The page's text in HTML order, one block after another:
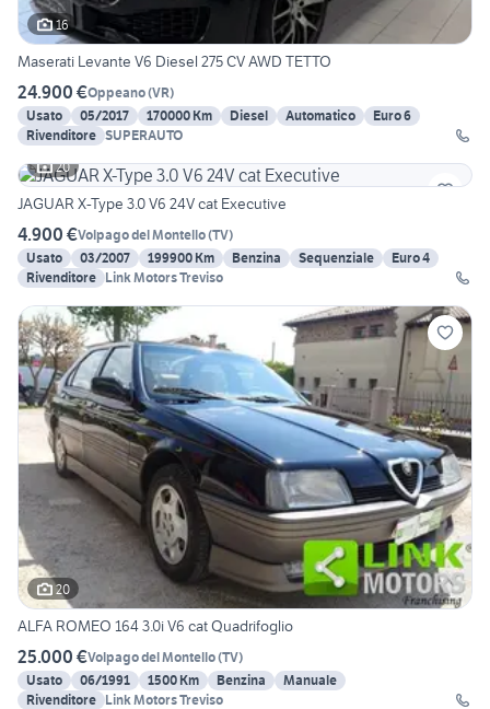
16
Maserati Levante V6 Diesel 275 CV AWD TETTO
24.900 €Oppeano(VR)
Usato
05/2017 170000 Km Diesel Automatico
Euro 6
Rivenditore SUPERAUTO
20
JAGUAR X-Type 3.0 V6 24V cat Executive
4.900 €Volpago del Montello(TV)
Usato
03/2007 199900 Km Benzina Sequenziale
Euro 4
Rivenditore Link Motors Treviso
20
ALFA ROMEO 164 3.0i V6 cat Quadrifoglio
25.000 €Volpago del Montello(TV)
Usato
06/1991 1500 Km Benzina
Manuale
Rivenditore Link Motors Treviso